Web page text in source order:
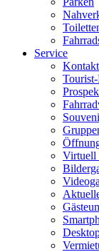
Service
Kontakt
Virtuell